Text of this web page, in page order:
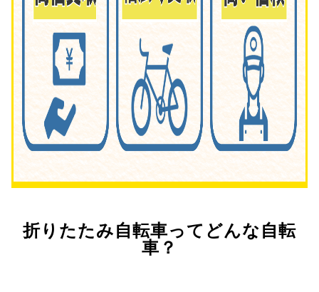
折りたたみ自転車ってどんな自転
車？